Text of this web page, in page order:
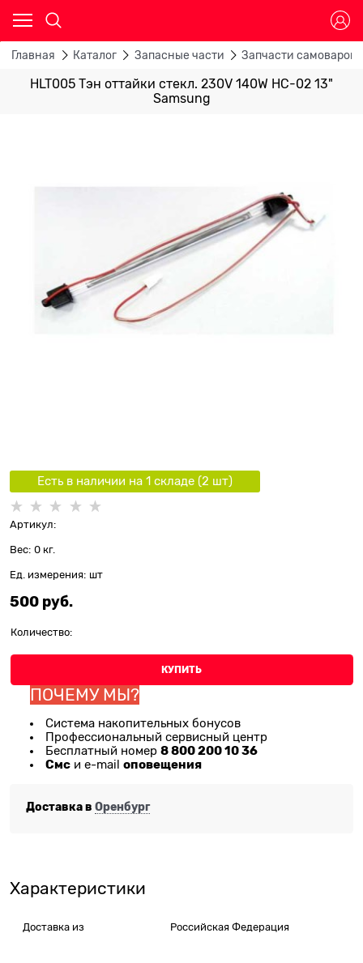
Главная Каталог Запасные части Запчасти
HLT005 Тэн оттайки стекл. 230V 140W HС-02 13"
Samsung
Есть в наличии на 1 складe (2 шт)
Артикул:
Вес: 0 кг.
Ед. измерения: шт
500 руб.
Количество:
КУПИТЬ
ПОЧЕМУ МЫ?
Система накопительных бонусов
Профессиональный сервисный центр
Бесплатный номер 8 800 200 10 36
Смс и e-mail оповещения
Доставка в Оренбург
Характеристики
Доставка из Российская Федерация